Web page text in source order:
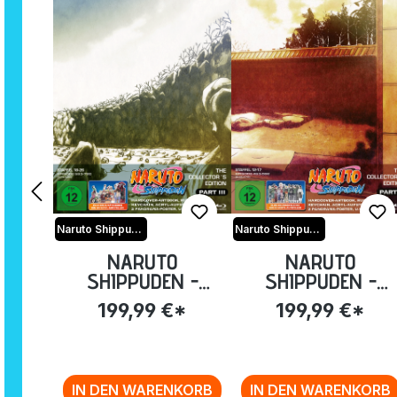
Naruto Shippuden
NARUTO
SHIPPUDEN -
COLLECTOR'S
EDITION PART III
199,99 €*
IN DEN WARENKORB
Naruto Shippuden
NARUTO
SHIPPUDEN -
COLLECTOR'S
EDITION PART 2
199,99 €*
IN DEN WARENKORB